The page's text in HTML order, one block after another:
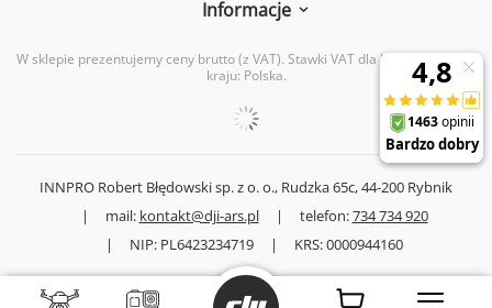
Informacje
W sklepie prezentujemy ceny brutto (z VAT). Stawki VAT dla konsumentów z
kraju: Polska.
INNPRO Robert Błędowski sp. z o. o., Rudzka 65c,44-200 Rybnik
|
mail: kontakt@dji-ars.pl | telefon:734 734 920
|
NIP: PL6423234719 | KRS:0000944160